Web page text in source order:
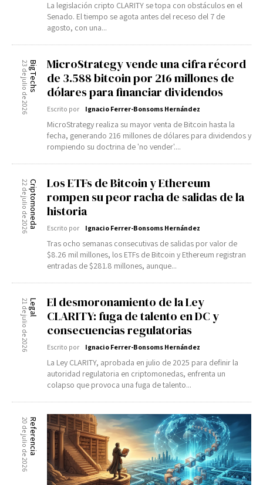
La legislación cripto CLARITY se topa con obstáculos en el
Senado. El tiempo se agota antes del receso del 7 de
agosto, con una...
BigTechs
23 de julio de 2026
MicroStrategy vende una cifra récord
de 3.588 bitcoin por 216 millones de
dólares para financiar dividendos
Escrito por Ignacio Ferrer-Bonsoms Hernández
MicroStrategy realiza su mayor venta de Bitcoin hasta la
fecha, generando 216 millones de dólares para dividendos y
rompiendo su doctrina de 'no vender'....
Criptomoneda
22 de julio de 2026
Los ETFs de Bitcoin y Ethereum
rompen su peor racha de salidas de la
historia
Escrito por Ignacio Ferrer-Bonsoms Hernández
Tras ocho semanas consecutivas de salidas por valor de
$8.26 mil millones, los ETFs de Bitcoin y Ethereum registran
entradas de $281.8 millones, aunque...
Legal
21 de julio de 2026
El desmoronamiento de la Ley
CLARITY: fuga de talento en DC y
consecuencias regulatorias
Escrito por Ignacio Ferrer-Bonsoms Hernández
La Ley CLARITY, aprobada en julio de 2025 para definir la
autoridad regulatoria en criptomonedas, enfrenta un
colapso que provoca una fuga de talento...
Referencia
20 de julio de 2026